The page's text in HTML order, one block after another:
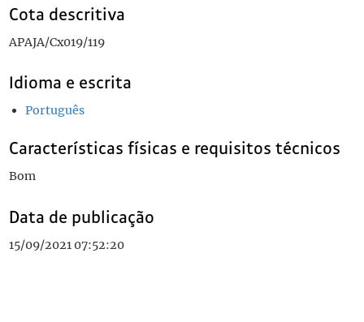
Cota descritiva
APAJA/Cx019/119
Idioma e escrita
Português
Características físicas e requisitos técnicos
Bom
Data de publicação
15/09/2021 07:52:20